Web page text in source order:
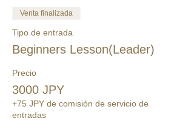
Venta finalizada
Tipo de entrada
Beginners Lesson(Leader)
Precio
3000 JPY
+75 JPY de comisión de servicio de
entradas